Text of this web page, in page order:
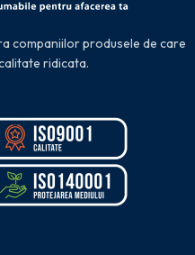
companiilor produsele de care
ridicata.